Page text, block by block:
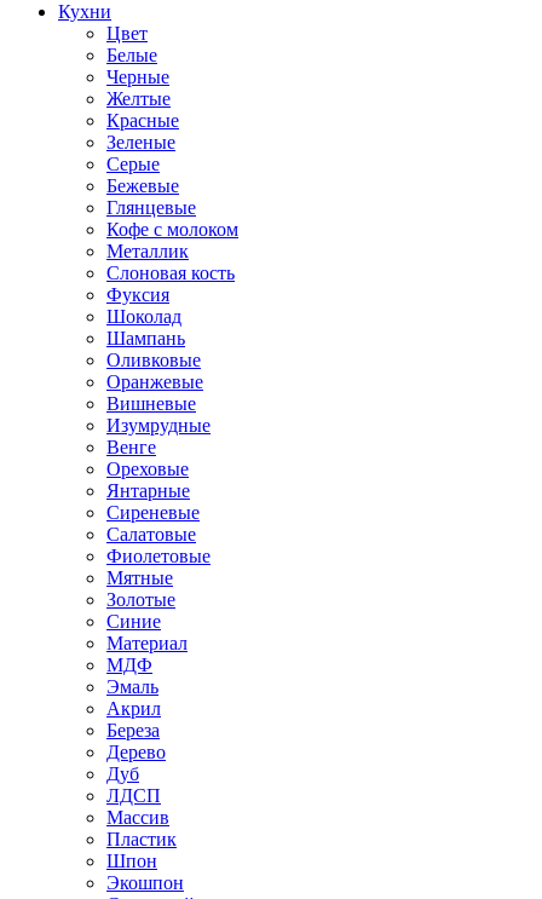
Кухни
Цвет
Белые
Черные
Желтые
Красные
Зеленые
Серые
Бежевые
Глянцевые
Кофе с молоком
Металлик
Слоновая кость
Фуксия
Шоколад
Шампань
Оливковые
Оранжевые
Вишневые
Изумрудные
Венге
Ореховые
Янтарные
Сиреневые
Салатовые
Фиолетовые
Мятные
Золотые
Синие
Материал
МДФ
Эмаль
Акрил
Береза
Дерево
Дуб
ЛДСП
Массив
Пластик
Шпон
Экошпон